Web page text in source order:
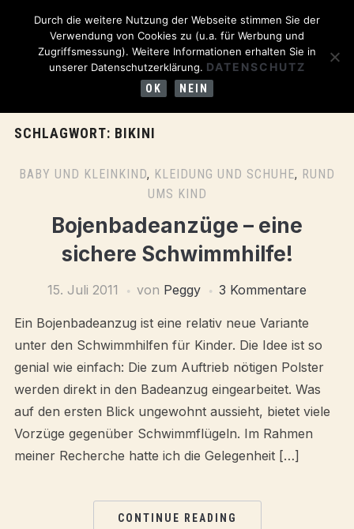
SCHLAGWORT: BIKINI
BABY UND KLEINKIND, KLEIDUNG UND SCHUHE, RUND
UMS KIND
Bojenbadeanzüge – eine
sichere Schwimmhilfe!
15. Juli 2011 von Peggy 3 Kommentare
Ein Bojenbadeanzug ist eine relativ neue Variante
unter den Schwimmhilfen für Kinder. Die Idee ist so
genial wie einfach: Die zum Auftrieb nötigen Polster
werden direkt in den Badeanzug eingearbeitet. Was
auf den ersten Blick ungewohnt aussieht, bietet viele
Vorzüge gegenüber Schwimmflügeln. Im Rahmen
meiner Recherche hatte ich die Gelegenheit […]
CONTINUE READING
Durch die weitere Nutzung der Webseite stimmen Sie der
Verwendung von Cookies zu (u.a. für Werbung und
Zugriffsmessung). Weitere Informationen erhalten Sie in
unserer Datenschutzerklärung. DATENSCHUTZ
OK NEIN